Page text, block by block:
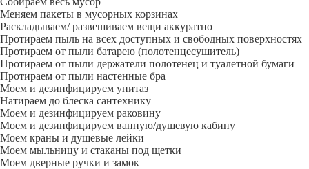
Меняем пакеты в мусорных корзинах
Раскладываем/ развешиваем вещи аккуратно
Протираем пыль на всех доступных и свободных поверхностях
Протираем от пыли батарею (полотенцесушитель)
Протираем от пыли держатели полотенец и туалетной бумаги
Протираем от пыли настенные бра
Моем и дезинфицируем унитаз
Натираем до блеска сантехнику
Моем и дезинфицируем раковину
Моем и дезинфицируем ванную/душевую кабину
Моем краны и душевые лейки
Моем мыльницу и стаканы под щетки
Моем дверные ручки и замок